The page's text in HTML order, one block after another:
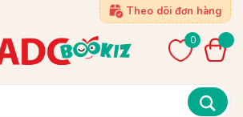
Theo dõi đơn hàng
0